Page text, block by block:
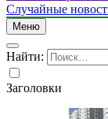
Случайные
Меню
Найти:
Заголовки